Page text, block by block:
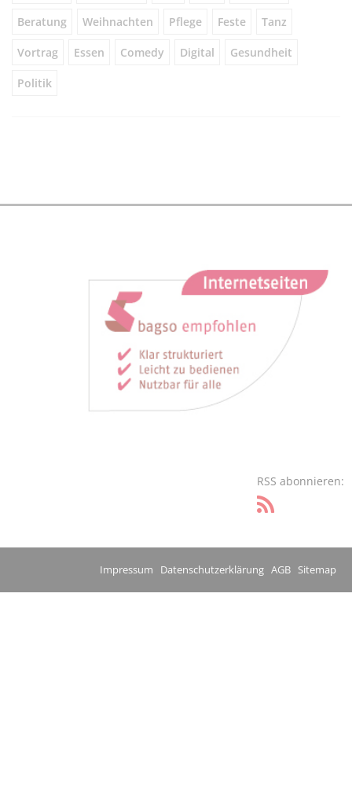
Beratung Weihnachten Pflege Feste Tanz
Vortrag Essen Comedy Digital Gesundheit
Politik
RSS abonnieren:
Impressum Datenschutzerklärung AGB Sitemap